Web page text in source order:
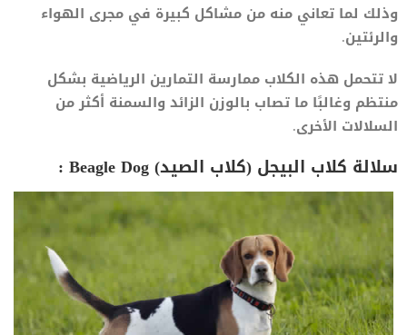
وذلك لما تعاني منه من مشاكل كبيرة في مجرى الهواء
والرئتين.
لا تتحمل هذه الكلاب ممارسة التمارين الرياضية بشكل
منتظم وغالبًا ما تصاب بالوزن الزائد والسمنة أكثر من
السلالات الأخرى.
سلالة كلاب البيجل (كلاب الصيد) Beagle Dog :